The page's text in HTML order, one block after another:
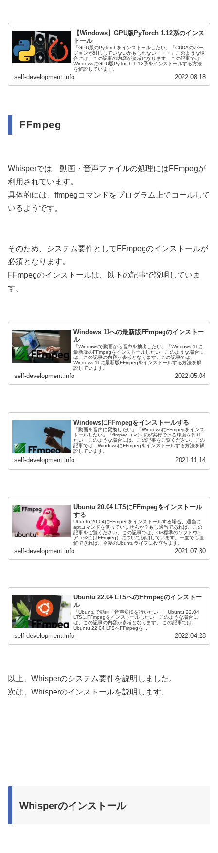
【Windows】GPU版PyTorch 1.12系のインス
トール
「GPU版のPyTorchをインストールしたい」「CUDAのバー
ジョンが対応していないかもしれない・・・」このような場
合には、この記事の内容が参考になります。この記事では、
WindowsにGPU版PyTorch 1.12系をインストールする方法
を解説しています。
self-development.info 2022.08.18
FFmpeg
Whisperでは、動画・音声ファイルの処理にはFFmpegが
利用されています。
具体的には、ffmpegコマンドをプログラム上でコールして
いるようです。
そのため、システム要件としてFFmpegのインストールが
必須となります。
FFmpegのインストールは、以下の記事で説明していま
す。
Windows 11への最新版FFmpegのインストー
ル
「Windowsで動画から音声を抽出したい」「Windows 11に
最新版のFFmpegをインストールしたい」このような場合に
は、この記事の内容が参考となります。この記事では、
Windows 11に最新版FFmpegをインストールする方法を解
説しています。
self-development.info 2022.05.04
WindowsにFFmpegをインストールする
「動画を音声に変換したい」「WindowsにFFmpegをインス
トールしたい」「ffmpegコマンドが実行できる環境を作り
たい」このような場合には、この記事をご覧ください。この
記事では、WindowsにFFmpegをインストールする方法を解
説しています。
self-development.info 2021.11.14
Ubuntu 20.04 LTSにFFmpegをインストール
する
Ubuntu 20.04にFFmpegをインストールする場合、適当に
aptコマンドを使っていませんか？もし適当であれば、この
記事をご覧ください。この記事では、OS標準のソフトウェ
ア（今回はFFmpeg）について説明しています。一度でも理
解できれば、今後のUbuntuライフに役立ちます。
self-development.info 2021.07.30
Ubuntu 22.04 LTSへのFFmpegのインストー
ル
「Ubuntuで動画・音声変換を行いたい」「Ubuntu 22.04
LTSにFFmpegをインストールしたい」このような場合に
は、この記事の内容が参考となります。 この記事では、
Ubuntu 22.04 LTSへFFmpegを...
self-development.info 2022.04.28
以上、Whisperのシステム要件を説明しました。
次は、Whisperのインストールを説明します。
Whisperのインストール